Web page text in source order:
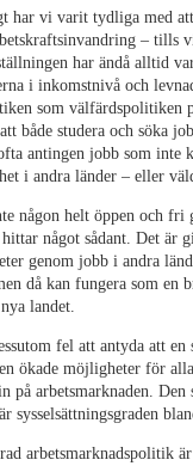
har vi varit tydliga med att
– tills
har ändå alltid
i inkomstnivå och
som välfärdspolitiken
både studera och söka
antingen jobb som inte
i andra länder – eller
någon helt öppen och fri
något sådant. Det är
genom jobb i andra
då kan fungera som
landet.
fel att antyda att
ökade möjligheter för
på arbetsmarknaden.
sysselsättningsgraden
arbetsmarknadspolitik